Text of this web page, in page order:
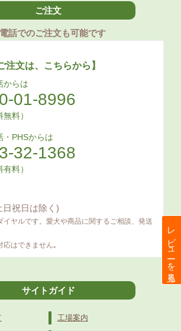
レビューを見る
ご注文
話でのご注文も可能です
注文は、こちらから】
からは
01-8996
無料）
・PHSからは
32-1368
有料）
日祝日は除く)
ヤルです。愛犬や商品に関するご相談、発送
応はできません｡
サイトガイド
工場案内